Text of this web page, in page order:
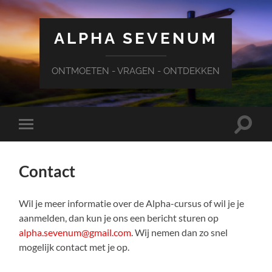
ALPHA SEVENUM
ONTMOETEN - VRAGEN - ONTDEKKEN
Schakel
naar
Contact
Wil je meer informatie over de Alpha-cursus of wil je je
aanmelden, dan kun je ons een bericht sturen op
alpha.sevenum@gmail.com . Wij nemen dan zo snel
mogelijk contact met je op.